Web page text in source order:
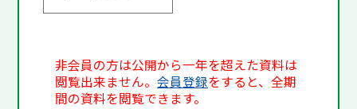
非会員の方は公開から一年を超えた資料は
閲覧出来ません。会員登録をすると、全期
間の資料を閲覧できます。